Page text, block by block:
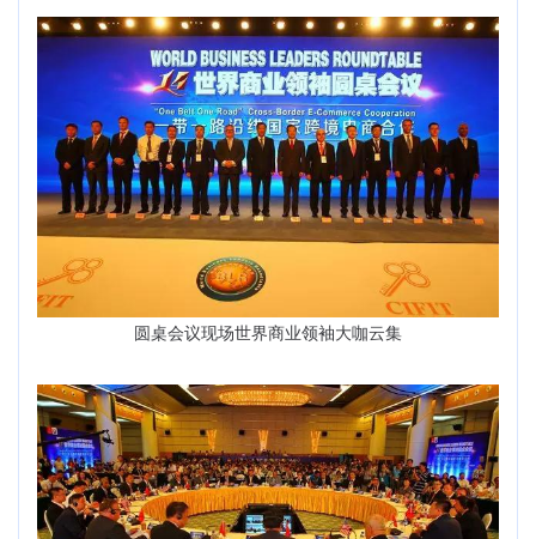
圆桌会议现场世界商业领袖大咖云集